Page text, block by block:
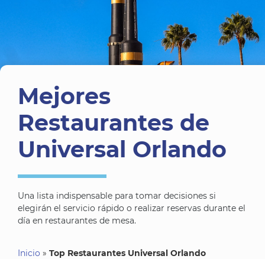
Mejores
Restaurantes de
Universal Orlando
Una lista indispensable para tomar decisiones si
elegirán el servicio rápido o realizar reservas durante el
día en restaurantes de mesa.
Inicio » Top Restaurantes Universal Orlando